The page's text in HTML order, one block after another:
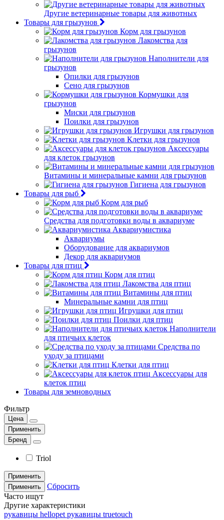
Другие ветеринарные товары для животных
Товары для грызунов
Корм для грызунов
Лакомства для
грызунов
Наполнители для
грызунов
Опилки для грызунов
Сено для грызунов
Кормушки для
грызунов
Миски для грызунов
Поилки для грызунов
Игрушки для грызунов
Клетки для грызунов
Аксессуары
для клеток грызунов
Витамины и минеральные камни для грызунов
Гигиена для грызунов
Товары для рыб
Корм для рыб
Средства для подготовки воды в аквариуме
Аквариумистика
Аквариумы
Оборудование для аквариумов
Декор для аквариумов
Товары для птиц
Корм для птиц
Лакомства для птиц
Витамины для птиц
Минеральные камни для птиц
Игрушки для птиц
Поилки для птиц
Наполнители
для птичьих клеток
Средства по
уходу за птицами
Клетки для птиц
Аксессуары для
клеток птиц
Товары для земноводных
Фильтр
Цена
Применить
Бренд
Triol
Применить
Применить
Сбросить
Часто ищут
Другие характеристики
рукавицы hellopet рукавицы truetouch